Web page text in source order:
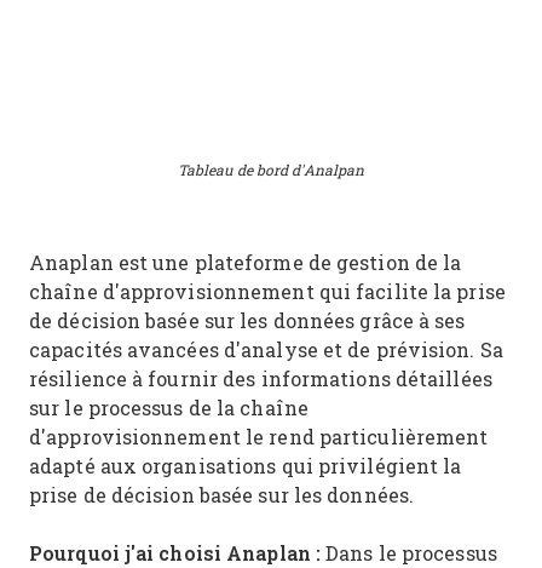
Tableau de bord d'Analpan
Anaplan est une plateforme de gestion de la
chaîne d'approvisionnement qui facilite la prise
de décision basée sur les données grâce à ses
capacités avancées d'analyse et de prévision. Sa
résilience à fournir des informations détaillées
sur le processus de la chaîne
d'approvisionnement le rend particulièrement
adapté aux organisations qui privilégient la
prise de décision basée sur les données.
Pourquoi j'ai choisi Anaplan :Dans le processus